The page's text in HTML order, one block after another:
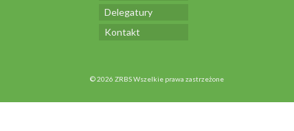
Delegatury
Kontakt
© 2026 ZRBS Wszelkie prawa zastrzeżone